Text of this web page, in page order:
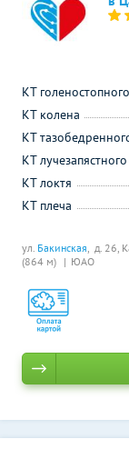
ул. Бакинская, д. 26,
(864 м)
ЮАО
КТ
КТ колена
КТ
КТ лучезапястного
КТ локтя
КТ плеча